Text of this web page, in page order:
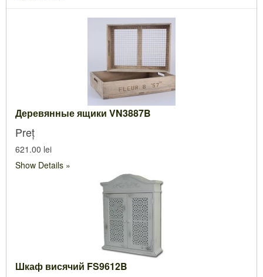
Деревянные ящики VN3887B
Preț
621.00 lei
Show Details
Шкаф висячий FS9612B